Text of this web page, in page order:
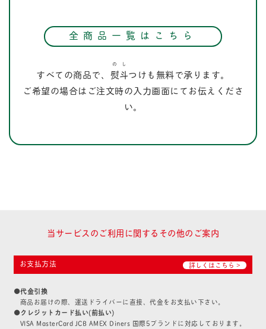
全商品一覧はこちら
すべての商品で、 熨
の
斗
し
つけも無料で承ります。
ご希望の場合はご注文時の入力画面にてお伝えくださ
い。
当サービスのご利用に関するその他のご案内
お支払方法 詳しくはこちら >
●代金引換
商品お届けの際、運送ドライバーに直接、代金をお支払い下さい。
●クレジットカード払い(前払い)
VISA MasterCard JCB AMEX Diners 国際5ブランドに対応しております。